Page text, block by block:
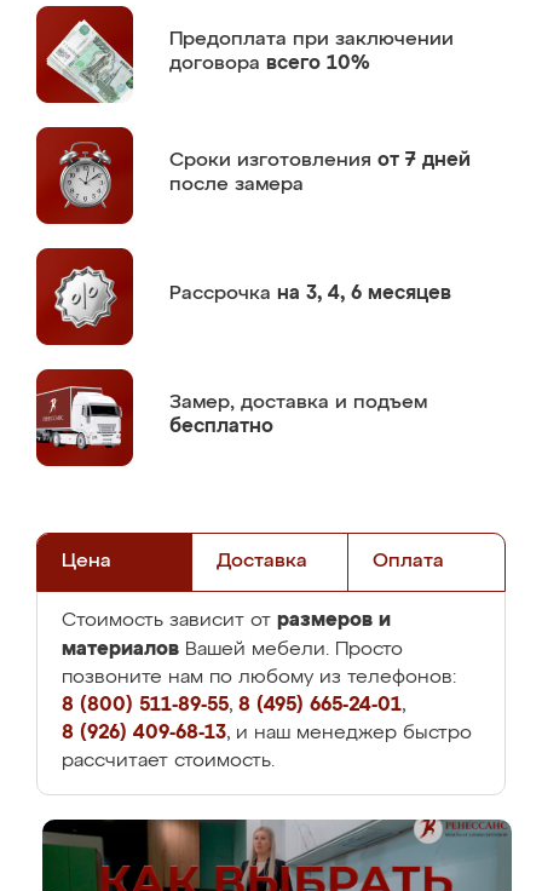
Предоплата при заключении
договора всего 10%
Сроки изготовления от 7 дней
после замера
Рассрочка на 3, 4, 6 месяцев
Замер, доставка и подъем
бесплатно
Цена Доставка Оплата
Стоимость зависит от размеров и
материалов Вашей мебели. Просто
позвоните нам по любому из телефонов:
8 (800) 511-89-55, 8 (495) 665-24-01,
8 (926) 409-68-13, и наш менеджер быстро
рассчитает стоимость.